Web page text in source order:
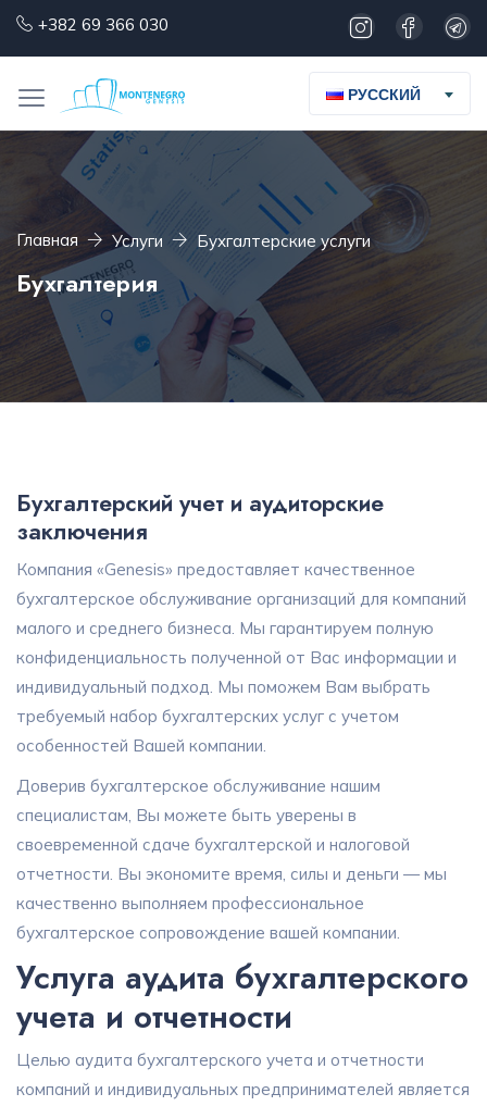
+382 69 366 030
РУССКИЙ
Главная Услуги Бухгалтерские услуги
Бухгалтерия
Бухгалтерский учет и аудиторские
заключения
Компания «Genesis» предоставляет качественное
бухгалтерское обслуживание организаций для компаний
малого и среднего бизнеса. Мы гарантируем полную
конфиденциальность полученной от Вас информации и
индивидуальный подход. Мы поможем Вам выбрать
требуемый набор бухгалтерских услуг с учетом
особенностей Вашей компании.
Доверив бухгалтерское обслуживание нашим
специалистам, Вы можете быть уверены в
своевременной сдаче бухгалтерской и налоговой
отчетности. Вы экономите время, силы и деньги — мы
качественно выполняем профессиональное
бухгалтерское сопровождение вашей компании.
Услуга аудита бухгалтерского
учета и отчетности
Целью аудита бухгалтерского учета и отчетности
компаний и индивидуальных предпринимателей является